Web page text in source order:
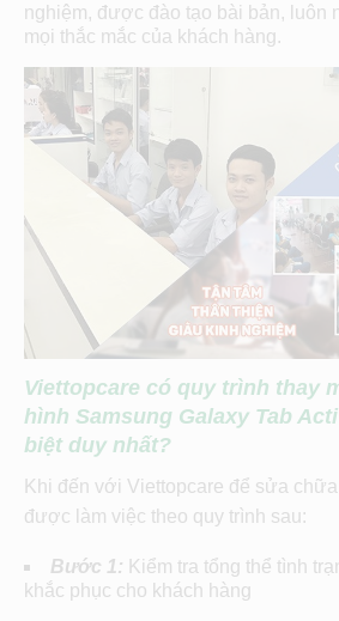
nghiệm, được đào tạo bài bản, luôn
mọi thắc mắc của khách hàng.
Viettopcare có quy trình thay
hình Samsung Galaxy Tab
biệt duy nhất?
Khi đến với Viettopcare để sửa
được làm việc theo quy trình sau:
Bước 1: Kiểm tra tổng thể tình
khắc phục cho khách hàng